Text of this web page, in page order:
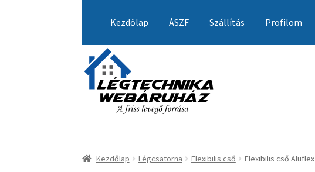
Kezdőlap ÁSZF Szállítás Profilom
KezdőlapA fiókom
Visszatérítési tájékoztató
Kezdőlap Légcsatorna Flexibilis cső Flexibilis cső Aluflex